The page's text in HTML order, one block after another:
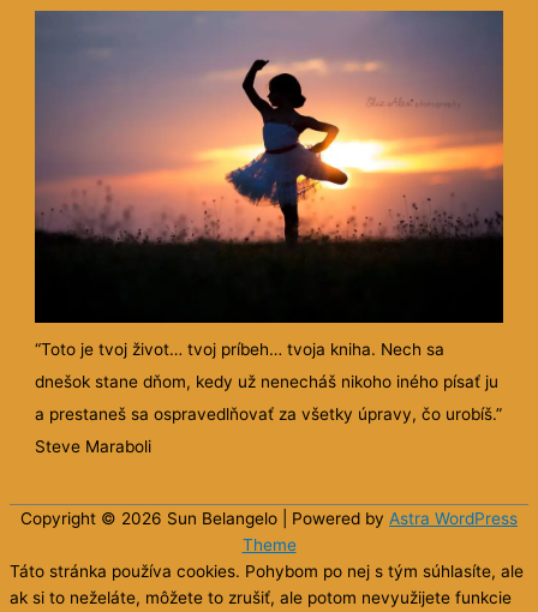
“Toto je tvoj život… tvoj príbeh… tvoja kniha. Nech sa
dnešok stane dňom, kedy už nenecháš nikoho iného písať ju
a prestaneš sa ospravedlňovať za všetky úpravy, čo urobíš.”
Steve Maraboli
Copyright © 2026 Sun Belangelo | Powered by Astra WordPress
Theme
Táto stránka používa cookies. Pohybom po nej s tým súhlasíte, ale
ak si to neželáte, môžete to zrušiť, ale potom nevyužijete funkcie